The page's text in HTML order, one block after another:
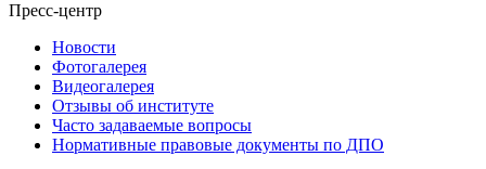
Пресс-центр
Новости
Фотогалерея
Видеогалерея
Отзывы об институте
Часто задаваемые вопросы
Нормативные правовые документы по ДПО